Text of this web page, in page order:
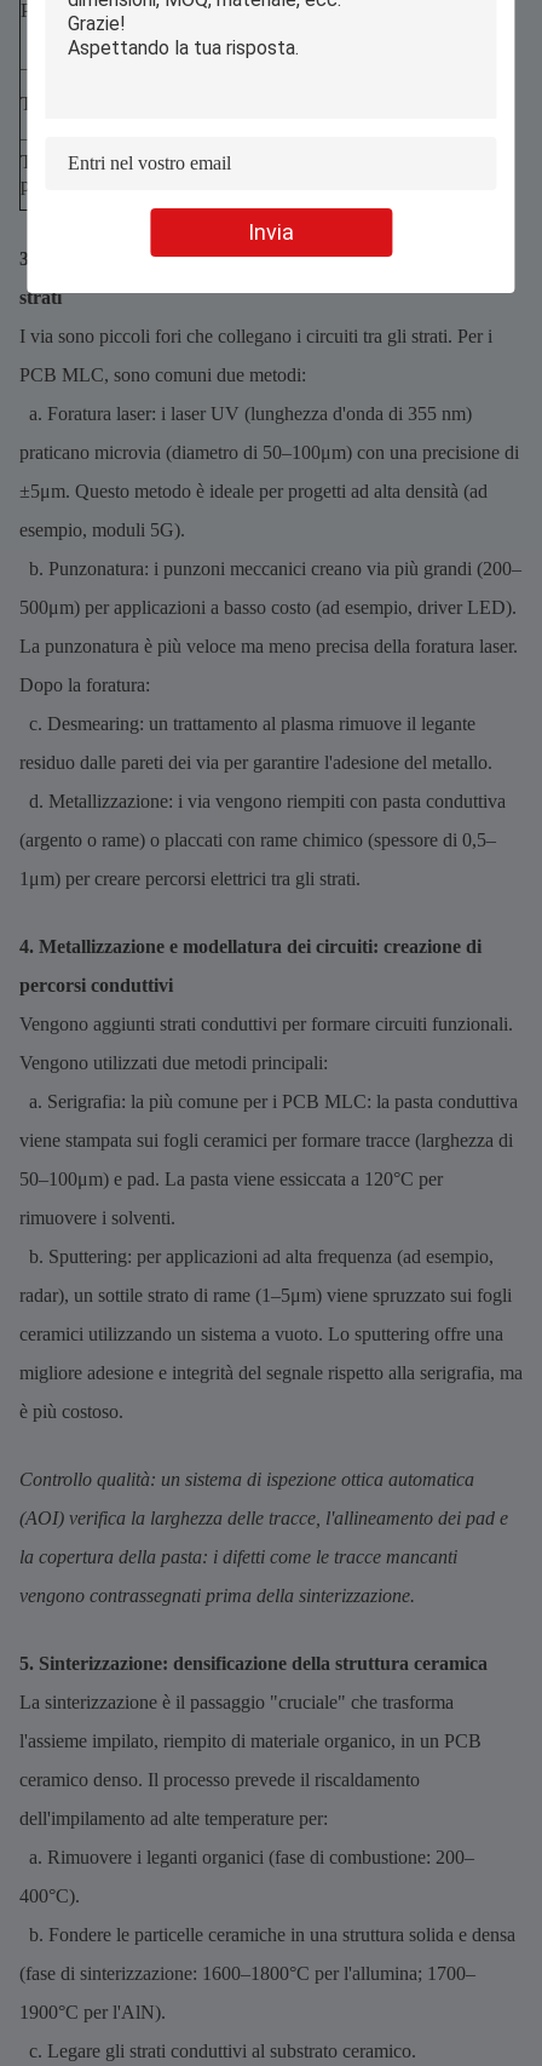
Invia
Pressione
base allo
spessore del
foglio)
disconnessioni via).
Temperatura
Tempo di
permanenza
5–10 minuti
3. Foratura via e metallizzazione dei fori: collegamento degli
strati
I via sono piccoli fori che collegano i circuiti tra gli strati. Per i
PCB MLC, sono comuni due metodi:
a. Foratura laser: i laser UV (lunghezza d'onda di 355 nm)
praticano microvia (diametro di 50–100μm) con una precisione di
±5μm. Questo metodo è ideale per progetti ad alta densità (ad
esempio, moduli 5G).
b. Punzonatura: i punzoni meccanici creano via più grandi (200–
500μm) per applicazioni a basso costo (ad esempio, driver LED).
La punzonatura è più veloce ma meno precisa della foratura laser.
Dopo la foratura:
c. Desmearing: un trattamento al plasma rimuove il legante
residuo dalle pareti dei via per garantire l'adesione del metallo.
d. Metallizzazione: i via vengono riempiti con pasta conduttiva
(argento o rame) o placcati con rame chimico (spessore di 0,5–
1μm) per creare percorsi elettrici tra gli strati.
4. Metallizzazione e modellatura dei circuiti: creazione di
percorsi conduttivi
Vengono aggiunti strati conduttivi per formare circuiti funzionali.
Vengono utilizzati due metodi principali:
a. Serigrafia: la più comune per i PCB MLC: la pasta conduttiva
viene stampata sui fogli ceramici per formare tracce (larghezza di
50–100μm) e pad. La pasta viene essiccata a 120°C per
rimuovere i solventi.
b. Sputtering: per applicazioni ad alta frequenza (ad esempio,
radar), un sottile strato di rame (1–5μm) viene spruzzato sui fogli
ceramici utilizzando un sistema a vuoto. Lo sputtering offre una
migliore adesione e integrità del segnale rispetto alla serigrafia, ma
è più costoso.
Controllo qualità: un sistema di ispezione ottica automatica
(AOI) verifica la larghezza delle tracce, l'allineamento dei pad e
la copertura della pasta: i difetti come le tracce mancanti
vengono contrassegnati prima della sinterizzazione.
5. Sinterizzazione: densificazione della struttura ceramica
La sinterizzazione è il passaggio "cruciale" che trasforma
l'assieme impilato, riempito di materiale organico, in un PCB
ceramico denso. Il processo prevede il riscaldamento
dell'impilamento ad alte temperature per:
a. Rimuovere i leganti organici (fase di combustione: 200–
400°C).
b. Fondere le particelle ceramiche in una struttura solida e densa
(fase di sinterizzazione: 1600–1800°C per l'allumina; 1700–
1900°C per l'AlN).
c. Legare gli strati conduttivi al substrato ceramico.